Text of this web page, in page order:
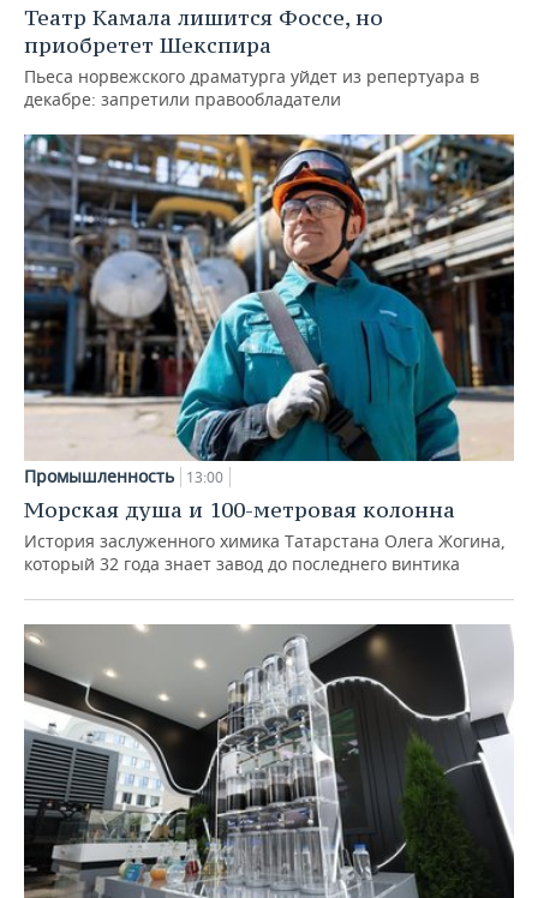
Театр Камала лишится Фоссе, но
приобретет Шекспира
Пьеса норвежского драматурга уйдет из репертуара в
декабре: запретили правообладатели
Промышленность 13:00
Морская душа и 100-метровая колонна
История заслуженного химика Татарстана Олега Жогина,
который 32 года знает завод до последнего винтика